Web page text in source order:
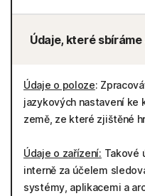
Údaje, které
Údaje o poloze:
jazykových nastavení ke
země, ze které zjištěné
Údaje o zařízení: Takové
interně za účelem
systémy, aplikacemi a